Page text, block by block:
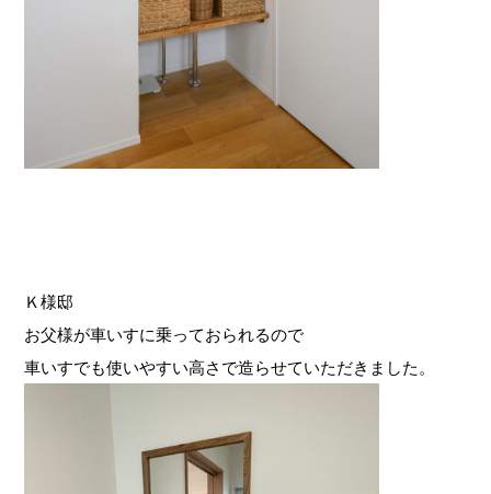
Ｋ様邸
お父様が車いすに乗っておられるので
車いすでも使いやすい高さで造らせていただきました。